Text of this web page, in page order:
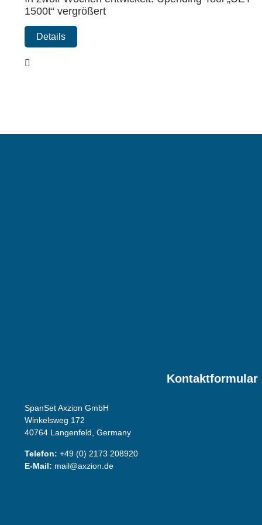
1500t“ vergrößert
Details
SpanSet Axzion GmbH
Winkelsweg 172
40764 Langenfeld, Germany
Telefon: +49 (0) 2173 208920
E-Mail: mail@axzion.de
Kontaktformular